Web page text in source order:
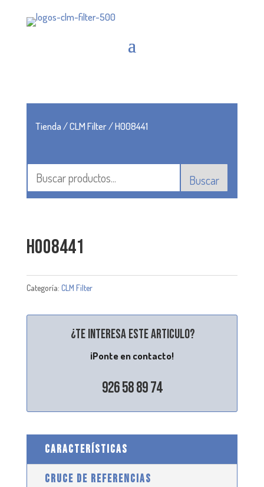
Tienda/CLM Filter/ H008441
Buscar
H008441
Categoría: CLM Filter
¿Te interesa este articulo?
¡Ponte en contacto!
926 58 89 74
CARACTERÍSTICAS
CRUCE DE REFERENCIAS